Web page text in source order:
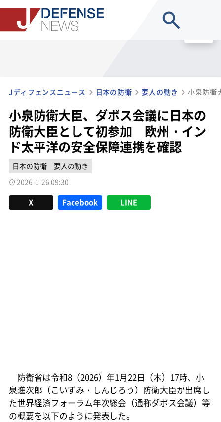
Jディフェンスニュース 日本の防衛 要人の動き
小泉防衛大臣、ダボス会議に日本の
防衛大臣として初参加 欧州・イン
ド太平洋の安全保障連携を確認
日本の防衛
要人の動き
2026-1-26 09:30
X Facebook LINE
防衛省は令和8（2026）年1月22日（木）17時、小
泉進次郎（こいずみ・しんじろう）防衛大臣が出席し
た世界経済フォーラム年次総会（通称ダボス会議）等
の概要を以下のように発表した。